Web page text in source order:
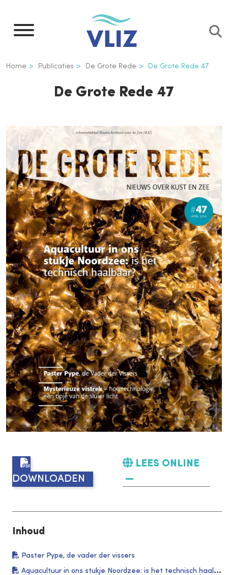
naar
inhoud
Kruimelpad
Home Publicaties De Grote Rede De Grote Rede 47
De Grote Rede 47
DOWNLOADEN
LEES ONLINE
Inhoud
Paster Pype, de vader der vissers
Aquacultuur in ons stukje Noordzee: is het technisch haalbaar?